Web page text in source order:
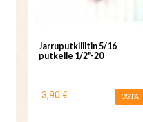
Jarruputkiliitin 5/16
putkelle 1/2"-20
3,90 € OSTA